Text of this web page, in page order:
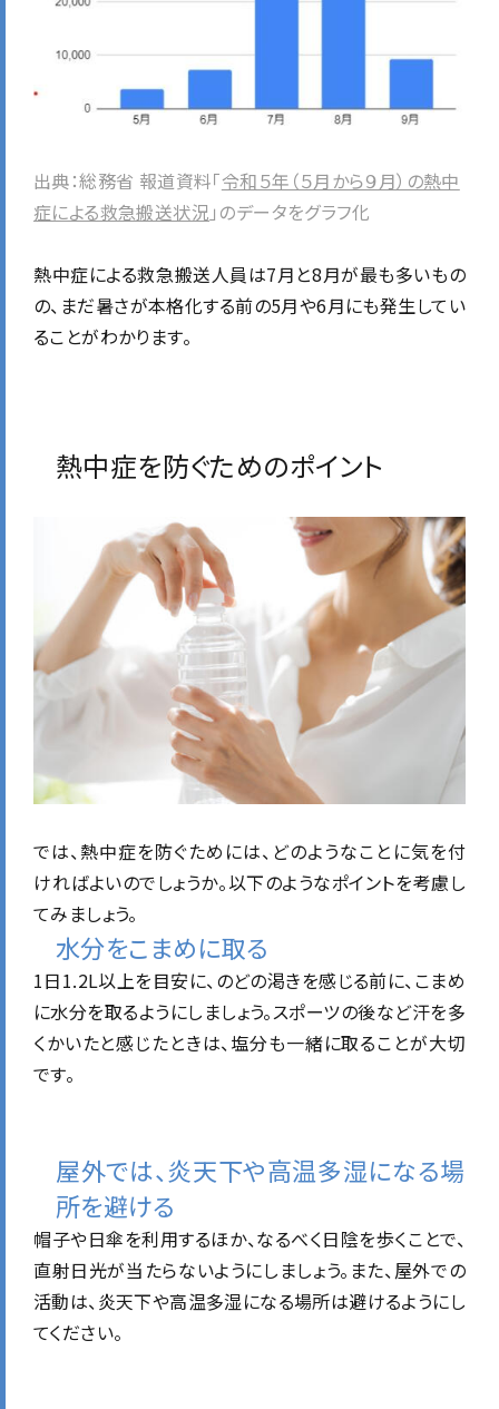
出典：総務省 報道資料「令和５年（５月から９月）の熱中
症による救急搬送状況 」のデータをグラフ化
熱中症による救急搬送人員は7月と8月が最も多いもの
の、まだ暑さが本格化する前の5月や6月にも発生してい
ることがわかります。
熱中症を防ぐためのポイント
では、熱中症を防ぐためには、どのようなことに気を付
ければよいのでしょうか。以下のようなポイントを考慮し
てみましょう。
水分をこまめに取る
1日1.2L以上を目安に、のどの渇きを感じる前に、こまめ
に水分を取るようにしましょう。スポーツの後など汗を多
くかいたと感じたときは、塩分も一緒に取ることが大切
です。
屋外では、炎天下や高温多湿になる場
所を避ける
帽子や日傘を利用するほか、なるべく日陰を歩くことで、
直射日光が当たらないようにしましょう。また、屋外での
活動は、炎天下や高温多湿になる場所は避けるようにし
てください。